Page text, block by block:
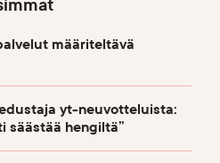
määriteltävä
yt-neuvotteluista:
säästää hengiltä”